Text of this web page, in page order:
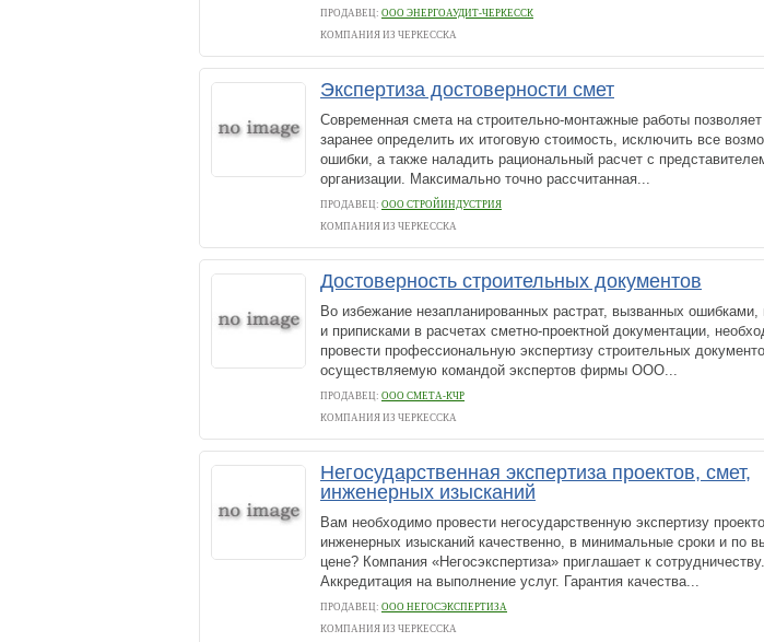
ПРОДАВЕЦ: ООО ЭНЕРГОАУДИТ-ЧЕРКЕССК
КОМПАНИЯ ИЗ ЧЕРКЕССКА
Экспертиза достоверности смет
Современная смета на строительно-монтажные работы позволяет
заранее определить их итоговую стоимость, исключить все
ошибки, а также наладить рациональный расчет с
организации. Максимально точно рассчитанная...
ПРОДАВЕЦ: ООО СТРОЙИНДУСТРИЯ
КОМПАНИЯ ИЗ ЧЕРКЕССКА
Достоверность строительных документов
Во избежание незапланированных растрат, вызванных ошибками,
и приписками в расчетах сметно-проектной документации,
провести профессиональную экспертизу строительных
осуществляемую командой экспертов фирмы ООО...
ПРОДАВЕЦ: ООО СМЕТА-КЧР
КОМПАНИЯ ИЗ ЧЕРКЕССКА
Негосударственная экспертиза проектов, смет,
инженерных изысканий
Вам необходимо провести негосударственную экспертизу
инженерных изысканий качественно, в минимальные сроки и по
цене? Компания «Негосэкспертиза» приглашает к сотрудничеству.
Аккредитация на выполнение услуг. Гарантия качества...
ПРОДАВЕЦ: ООО НЕГОСЭКСПЕРТИЗА
КОМПАНИЯ ИЗ ЧЕРКЕССКА